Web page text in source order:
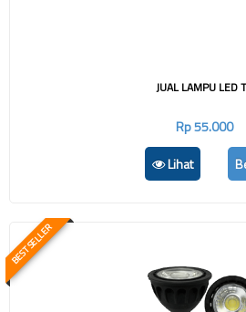
JUAL LAMPU LED
Rp 55.000
Lihat
BEST SELLER